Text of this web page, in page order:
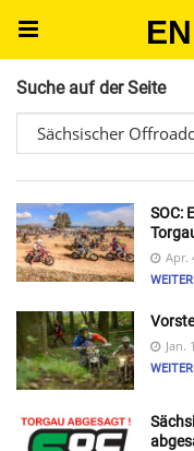
Suche auf der Seite
SOC:
Apr.
Jan.